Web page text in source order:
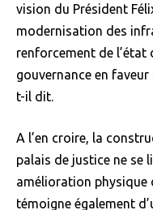
vision du Président
modernisation des
renforcement de l’état
gouvernance en
t-il dit.
A l’en croire, la
palais de justice ne se
amélioration physique
témoigne également